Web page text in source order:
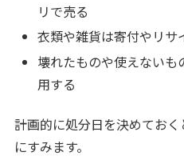
リで売る
衣類や雑貨は寄付やリサ
壊れたものや使えない
用する
計画的に処分日を決めてお
にすみます。